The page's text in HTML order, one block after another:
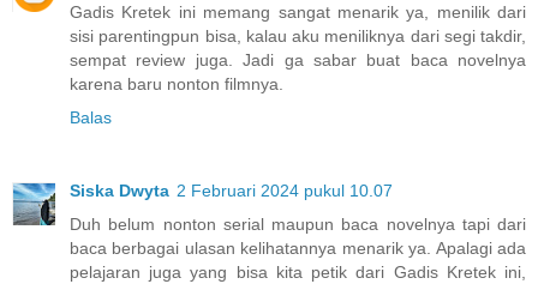
Gadis Kretek ini memang sangat menarik ya, menilik dari
sisi parentingpun bisa, kalau aku meniliknya dari segi takdir,
sempat review juga. Jadi ga sabar buat baca novelnya
karena baru nonton filmnya.
Balas
Siska Dwyta 2 Februari 2024 pukul 10.07
Duh belum nonton serial maupun baca novelnya tapi dari
baca berbagai ulasan kelihatannya menarik ya. Apalagi ada
pelajaran juga yang bisa kita petik dari Gadis Kretek ini,